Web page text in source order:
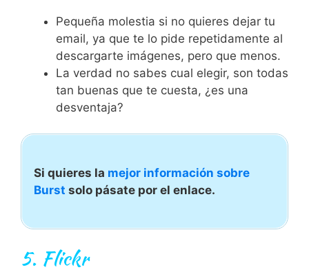
Pequeña molestia si no quieres dejar tu
email, ya que te lo pide repetidamente al
descargarte imágenes, pero que menos.
La verdad no sabes cual elegir, son todas
tan buenas que te cuesta, ¿es una
desventaja?
Si quieres la mejor información sobre
Burst solo pásate por el enlace.
5. Flickr